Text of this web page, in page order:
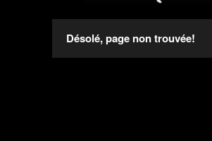
Désolé, page non trouvée!